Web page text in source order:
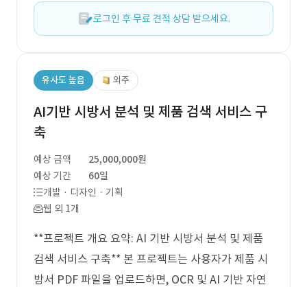
로그인 후 무료 견적 상담 받으세요.
유사도 높음 외주
AI기반 시방서 분석 및 제품 검색 서비스 구
축
예상 금액
25,000,000원
예상 기간
60일
개발 · 디자인 · 기획
웹 외 1개
**프로젝트 개요 요약: AI 기반 시방서 분석 및 제품
검색 서비스 구축** 본 프로젝트는 사용자가 제품 시
방서 PDF 파일을 업로드하면, OCR 및 AI 기반 자연